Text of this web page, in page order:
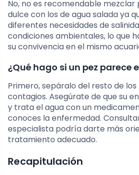
No, no es recomendable mezclar
dulce con los de agua salada ya
diferentes necesidades de
condiciones ambientales, lo que
su convivencia en el mismo
¿Qué hago si un pez parece
Primero, sepáralo del resto de
contagios. Asegúrate de que su
y trata el agua con un
conoces la enfermedad.
especialista podría darte más
tratamiento adecuado.
Recapitulación